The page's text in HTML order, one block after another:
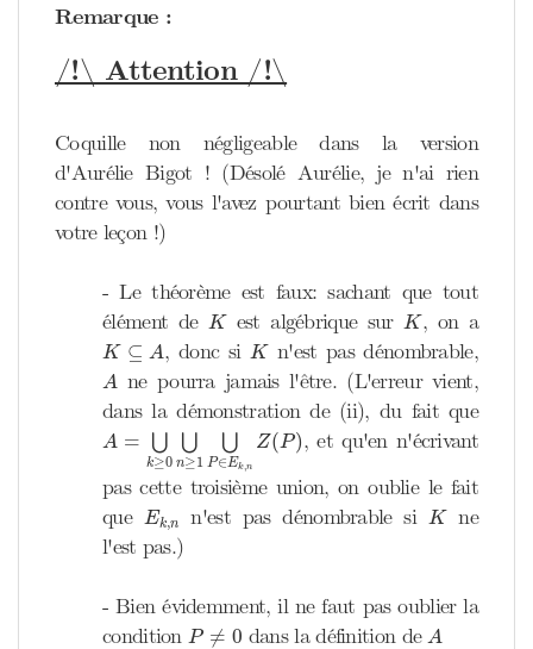
Remarque :
/!\ Attention /!\
Coquille non négligeable dans la version
d'Aurélie Bigot ! (Désolé Aurélie, je n'ai rien
contre vous, vous l'avez pourtant bien écrit dans
votre leçon !)
- Le théorème est faux: sachant que tout
élément de K
Kest algébrique surK
K, on a
K ⊆ A
K⊆A , donc si K
Kn'est pas dénombrable,
A
A ne pourra jamais l'être. (L'erreur vient,
dans la démonstration de (ii), du fait que
A = ⋃
k≥0
⋃
n≥1
⋃
P∈Ek, n
Z(P)
A k ≥ 0⋃ 1 ⋃ P∈ Ek Z ( P )
, et qu'en n'écrivant
pas cette troisième union, on oublie le fait
que Ek,n
Ek n'est pas dénombrable si K
Kne
l'est pas.)
- Bien évidemment, il ne faut pas oublier la
condition P ≠ 0
P≠0 dans la définition deA
A